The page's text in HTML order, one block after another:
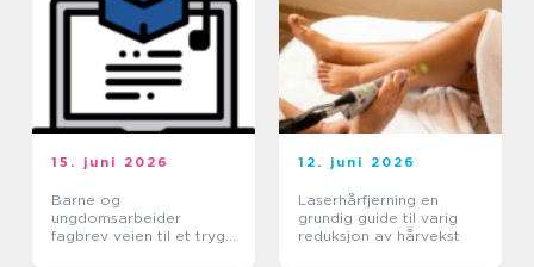
15. juni 2026
Barne og
ungdomsarbeider
fagbrev veien til et trygt
12. juni 2026
Laserhårfjerning en
grundig guide til varig
reduksjon av hårvekst